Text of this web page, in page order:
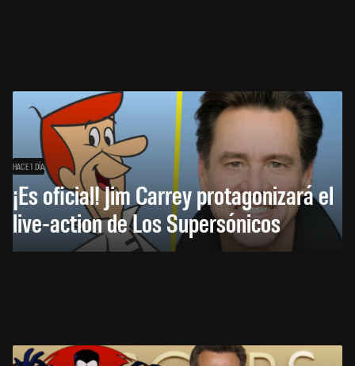
HACE 1 DÍA
¡Es oficial! Jim Carrey protagonizará el
live-action de Los Supersónicos